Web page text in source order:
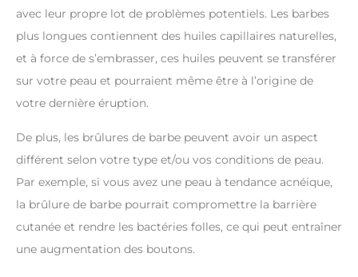
avec leur propre lot de problèmes potentiels. Les barbes
plus longues contiennent des huiles capillaires naturelles,
et à force de s’embrasser, ces huiles peuvent se transférer
sur votre peau et pourraient même être à l’origine de
votre dernière éruption.
De plus, les brûlures de barbe peuvent avoir un aspect
différent selon votre type et/ou vos conditions de peau.
Par exemple, si vous avez une peau à tendance acnéique,
la brûlure de barbe pourrait compromettre la barrière
cutanée et rendre les bactéries folles, ce qui peut entraîner
une augmentation des boutons.